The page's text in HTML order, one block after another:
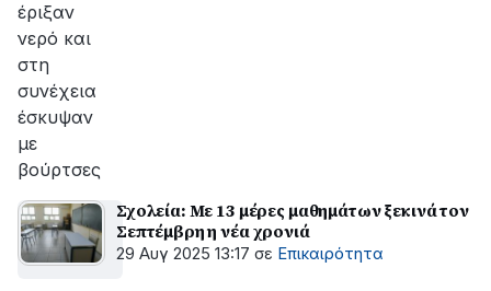
έριξαν
νερό και
στη
συνέχεια
έσκυψαν
με
βούρτσες
Σχολεία: Με 13 μέρες μαθημάτων ξεκινά τον
Σεπτέμβρη η νέα χρονιά
29 Αυγ 2025 13:17 σε Επικαιρότητα